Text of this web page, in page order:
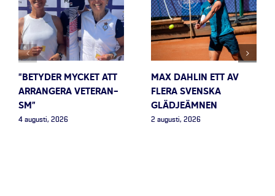
”BETYDER MYCKET ATT
ARRANGERA VETERAN-
SM”
4 augusti, 2026
MAX DAHLIN ETT AV
FLERA SVENSKA
GLÄDJEÄMNEN
2 augusti, 2026